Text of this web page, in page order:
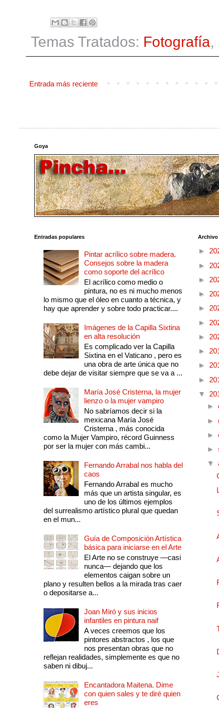
Temas Tratados: Fotografía,
Entrada más reciente
Goya
Entradas populares
Pintar acrílico sobre madera.
Consejos sobre la madera
como soporte del acrílico
El acrílico como medio o
pintura, no es ni mucho menos
lo mismo que el óleo en cuanto a técnica, y
hay que aprender y sobre todo practicar....
Imágenes de la Capilla Sixtina
en alta resolución
Es complicado ver la Capilla
Sixtina en el Vaticano , pero es
una obra de arte única que no
debe dejar de visitar siempre que se va a ...
María José Cristerna, la mujer
lienzo o la mujer vampiro
No sabríamos decir si la
mexicana María José
Cristerna , más conocida
como la Mujer Vampiro, récord Guinness
por ser la mujer con más cambi...
Fernando Arrabal nos habla del
caos
Fernando Arrabal es mucho
más que un artista singular, es
uno de los últimos ejemplos
del surrealismo artístico plural que quedan
en el mun...
Guía de Composición Artística
básica para iniciarse en el Arte
El Arte no se construye —casi
nunca— dejando que los
elementos caigan sobre un
plano y resulten bellos a la mirada tras caer
o depositarse a...
Joan Miró y sus inicios
infantiles en pintura naif
A veces creemos que los
pintores abstractos , los que
nos presentan obras que no
reflejan realidades, simplemente es que no
saben ni dibuj...
Encantadora Maitena. Dime
con quien sales y te diré quien
eres
►
►
►
►
►
►
►
►
►
►
▼
►
►
►
►
▼